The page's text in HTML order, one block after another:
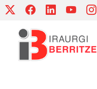
Skip
content